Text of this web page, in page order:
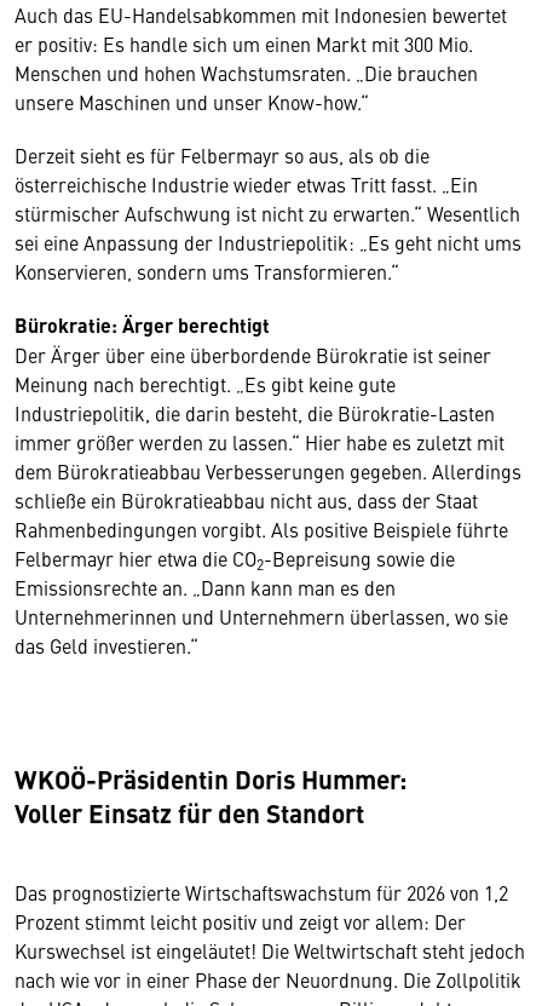
Auch das EU-Handelsabkommen mit Indonesien bewertet
er positiv: Es handle sich um einen Markt mit 300 Mio.
Menschen und hohen Wachstumsraten. „Die brauchen
unsere Maschinen und unser Know-how.“
Derzeit sieht es für Felbermayr so aus, als ob die
österreichische Industrie wieder etwas Tritt fasst. „Ein
stürmischer Aufschwung ist nicht zu erwarten.“ Wesentlich
sei eine Anpassung der Industriepolitik: „Es geht nicht ums
Konservieren, sondern ums Transformieren.“
Bürokratie: Ärger berechtigt
Der Ärger über eine überbordende Bürokratie ist seiner
Meinung nach berechtigt. „Es gibt keine gute
Industriepolitik, die darin besteht, die Bürokratie-Lasten
immer größer werden zu lassen.“ Hier habe es zuletzt mit
dem Bürokratieabbau Verbesserungen gegeben. Allerdings
schließe ein Bürokratieabbau nicht aus, dass der Staat
Rahmenbedingungen vorgibt. Als positive Beispiele führte
Felbermayr hier etwa die CO2-Bepreisung sowie die
Emissionsrechte an. „Dann kann man es den
Unternehmerinnen und Unternehmern überlassen, wo sie
das Geld investieren.“
WKOÖ-Präsidentin Doris Hummer:
Voller Einsatz für den Standort
Das prognostizierte Wirtschaftswachstum für 2026 von 1,2
Prozent stimmt leicht positiv und zeigt vor allem: Der
Kurswechsel ist eingeläutet! Die Weltwirtschaft steht jedoch
nach wie vor in einer Phase der Neuordnung. Die Zollpolitik